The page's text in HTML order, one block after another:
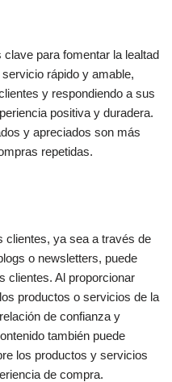
para fomentar la lealtad
rápido y amable,
y respondiendo a sus
positiva y duradera.
y apreciados son más
repetidas.
clientes, ya sea a través de
o newsletters, puede
clientes. Al proporcionar
productos o servicios de la
de confianza y
también puede
los productos y servicios
de compra.